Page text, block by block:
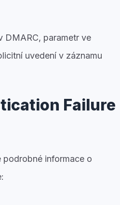
DMARC, parametr ve
uvedení v záznamu
Failure
informace o